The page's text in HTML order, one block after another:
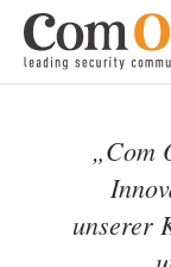
„Com
unserer